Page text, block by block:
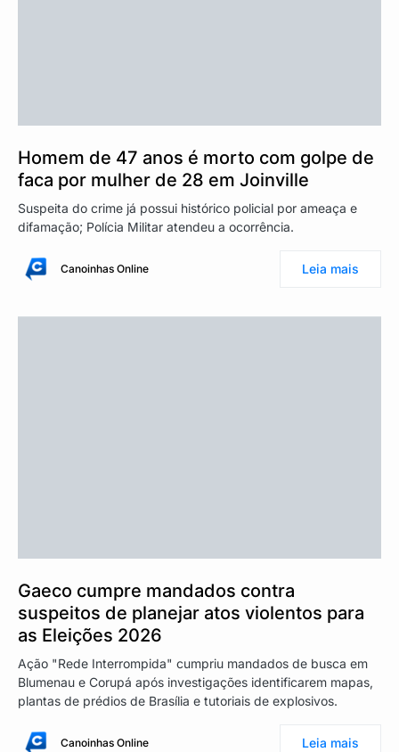
Homem de 47 anos é morto com golpe de
faca por mulher de 28 em Joinville
Suspeita do crime já possui histórico policial por ameaça e
difamação; Polícia Militar atendeu a ocorrência.
Canoinhas Online Leia mais
Gaeco cumpre mandados contra
suspeitos de planejar atos violentos para
as Eleições 2026
Ação "Rede Interrompida" cumpriu mandados de busca em
Blumenau e Corupá após investigações identificarem mapas,
plantas de prédios de Brasília e tutoriais de explosivos.
Canoinhas Online Leia mais